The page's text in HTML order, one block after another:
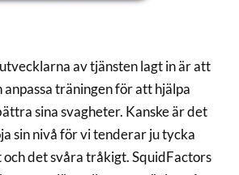
av tjänsten lagt in är att
anpassa träningen för att hjälpa
sina svagheter. Kanske är det
sin nivå för vi tenderar ju tycka
det svåra tråkigt. SquidFactors